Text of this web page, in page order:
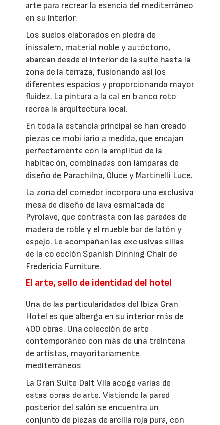
arte para recrear la esencia del mediterráneo
en su interior.
Los suelos elaborados en piedra de
inissalem, material noble y autóctono,
abarcan desde el interior de la suite hasta la
zona de la terraza, fusionando así los
diferentes espacios y proporcionando mayor
fluidez. La pintura a la cal en blanco roto
recrea la arquitectura local.
En toda la estancia principal se han creado
piezas de mobiliario a medida, que encajan
perfectamente con la amplitud de la
habitación, combinadas con lámparas de
diseño de Parachilna, Oluce y Martinelli Luce.
La zona del comedor incorpora una exclusiva
mesa de diseño de lava esmaltada de
Pyrolave, que contrasta con las paredes de
madera de roble y el mueble bar de latón y
espejo. Le acompañan las exclusivas sillas
de la colección Spanish Dinning Chair de
Fredericia Furniture.
El arte, sello de identidad del hotel
Una de las particularidades del Ibiza Gran
Hotel es que alberga en su interior más de
400 obras. Una colección de arte
contemporáneo con más de una treintena
de artistas, mayoritariamente
mediterráneos.
La Gran Suite Dalt Vila acoge varias de
estas obras de arte. Vistiendo la pared
posterior del salón se encuentra un
conjunto de piezas de arcilla roja pura, con